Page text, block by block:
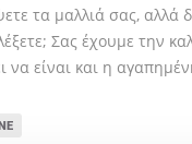
τα μαλλιά σας, αλλά
Σας έχουμε την
να είναι και η